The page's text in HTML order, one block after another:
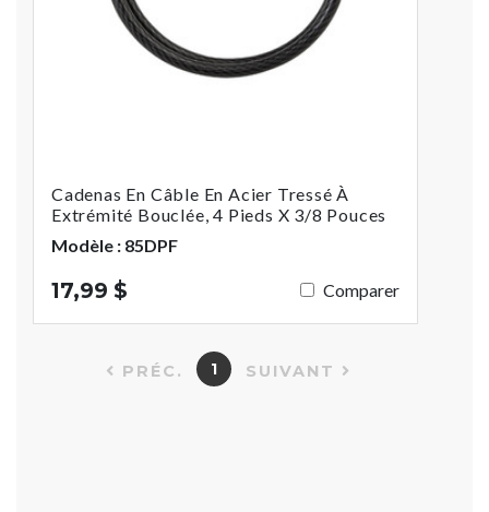
Cadenas En Câble En Acier Tressé À
Extrémité Bouclée, 4 Pieds X 3/8 Pouces
Modèle : 85DPF
17,99 $ Comparer
PRÉC. 1 SUIVANT